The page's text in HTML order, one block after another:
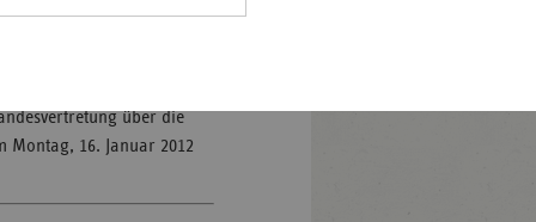
Kontakt zu allen
besser gelingen.“
über die
Montag, 16. Januar 2012